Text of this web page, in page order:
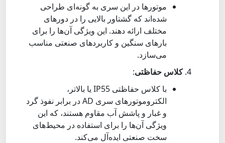
موتورها در این سری به گونه‌ای طراحی
شده‌اند که گشتاور بالایی را در دورهای
مختلف ارائه دهند. این ویژگی آن‌ها را برای
بارهای سنگین و کاربردهای صنعتی مناسب
می‌سازد.
کلاس حفاظتی:
با کلاس حفاظتی IP55 یا بالاتر،
الکتروموتورهای سری AD در برابر نفوذ گرد
و غبار و پاشش آب مقاوم هستند، که این
ویژگی آن‌ها را برای استفاده در محیط‌های
سخت صنعتی ایده‌آل می‌کند.